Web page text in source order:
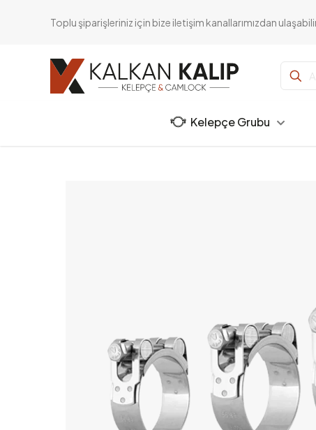
Toplu şiparişleriniz için bize iletişim kanallarımızdan
Kelepçe Grubu